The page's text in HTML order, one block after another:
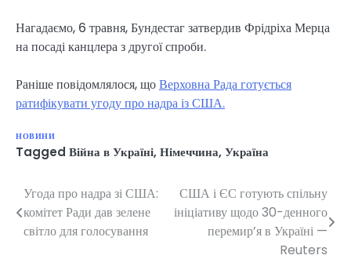
Нагадаємо, 6 травня, Бундестаг затвердив Фрідріха Мерца
на посаді канцлера з другої спроби.
Раніше повідомлялося, щоВерховна Рада готується
ратифікувати угоду про надра із США.
НОВИНИ
Tagged Війна в Україні, Німеччина, Україна
Навігація
записів
Угода про надра зі США:
комітет Ради дав зелене
світло для голосування
США і ЄС готують спільну
ініціативу щодо 30-денного
перемир’я в Україні —
Reuters